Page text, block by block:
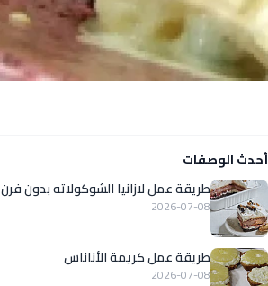
أحدث الوصفات
طريقة عمل لازانيا الشوكولاته بدون فرن
2026-07-08
طريقة عمل كريمة الأناناس
2026-07-08